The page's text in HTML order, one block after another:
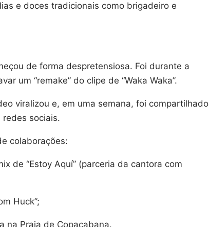
e doces tradicionais como brigadeiro e
de forma despretensiosa. Foi durante a
um “remake” do clipe de “Waka Waka”.
viralizou e, em uma semana, foi compartilhado
sociais.
colaborações:
de “Estoy Aquí” (parceria da cantora com
Huck”;
na Praia de Copacabana.